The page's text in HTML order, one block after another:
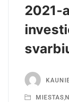
2021-
MIESTAS,